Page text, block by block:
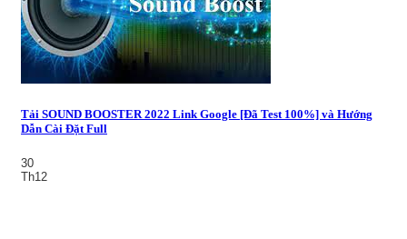
Tải SOUND BOOSTER 2022 Link Google [Đã Test 100%] và Hướng
Dẫn Cài Đặt Full
30
Th12